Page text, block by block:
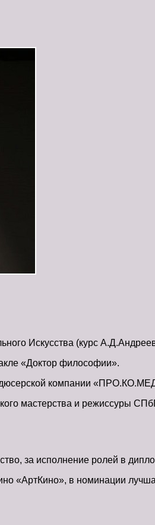
Искусства (курс
«Доктор философии».
компании
мастерства и режиссуры
за исполнение ролей в
«АртКино», в номинации